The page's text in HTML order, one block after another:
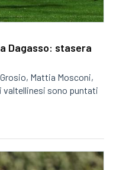
Dagasso: stasera
Mattia Mosconi,
sono puntati